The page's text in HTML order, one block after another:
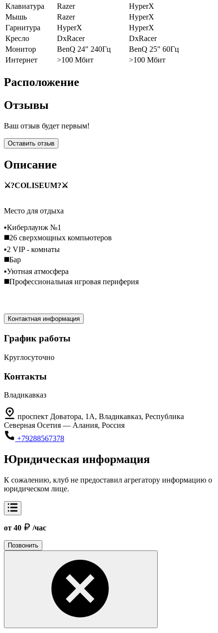
Клавиатура
Razer
HyperX
Мышь
Razer
HyperX
Гарнитура
HyperX
HyperX
Кресло
DxRacer
DxRacer
Монитор
BenQ 24" 240Гц
BenQ 25" 60Гц
Интернет
>100 Мбит >100 Мбит
Расположение
Отзывы
Ваш отзыв будет первым!
Оставить отзыв
Описание
⚔️?COLISEUM?⚔️
Место для отдыха
▪️Киберлаунж №1
◼️26 сверхмощных компьютеров
▪️2 VIP - комнаты
◼️Бар
▪️Уютная атмосфера
◼️Профессиональная игровая периферия
Контактная информация
График работы
Круглосуточно
Контакты
Владикавказ
проспект Доватора, 1А, Владикавказ, Республика
Северная Осетия — Алания, Россия
+79288567378
Юридическая информация
К сожалению, клуб не предоставил агрегатору информацию о
юридическом лице.
от 40 /час
Позвонить